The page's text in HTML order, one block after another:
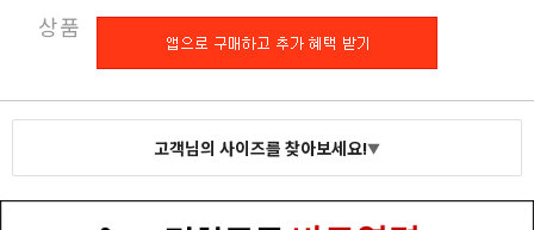
상품 구니
고객님의 사이즈를 찾아보세요!▼